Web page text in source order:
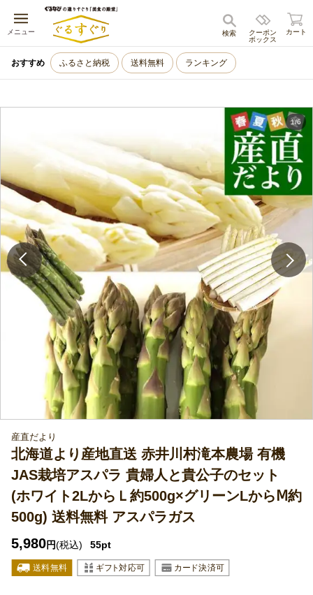
メニュー
キャンセル
クーポン
ボックス
検索 カート
おすすめ ふるさと納税 送料無料 ランキング
1/6
産直だより
北海道より産地直送 赤井川村滝本農場 有機
JAS栽培アスパラ 貴婦人と貴公子のセット
(ホワイト2LからＬ約500g×グリーンLからⅯ約
500g) 送料無料 アスパラガス
5,980円(税込) 55pt